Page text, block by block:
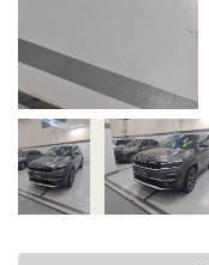
Avenida Doutor Alberto